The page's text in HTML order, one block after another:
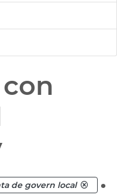
de govern local .